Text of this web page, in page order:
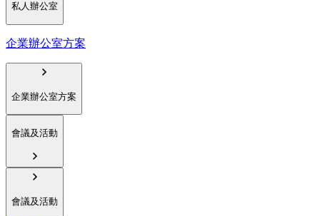
私人辦公室
企業辦公室方案
企業辦公室方案
會議及活動
會議及活動